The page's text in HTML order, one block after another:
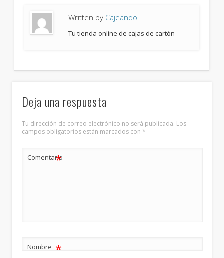
Written by Cajeando
Tu tienda online de cajas de cartón
Deja una respuesta
Tu dirección de correo electrónico no será publicada. Los
campos obligatorios están marcados con*
Comentario
*
Nombre *